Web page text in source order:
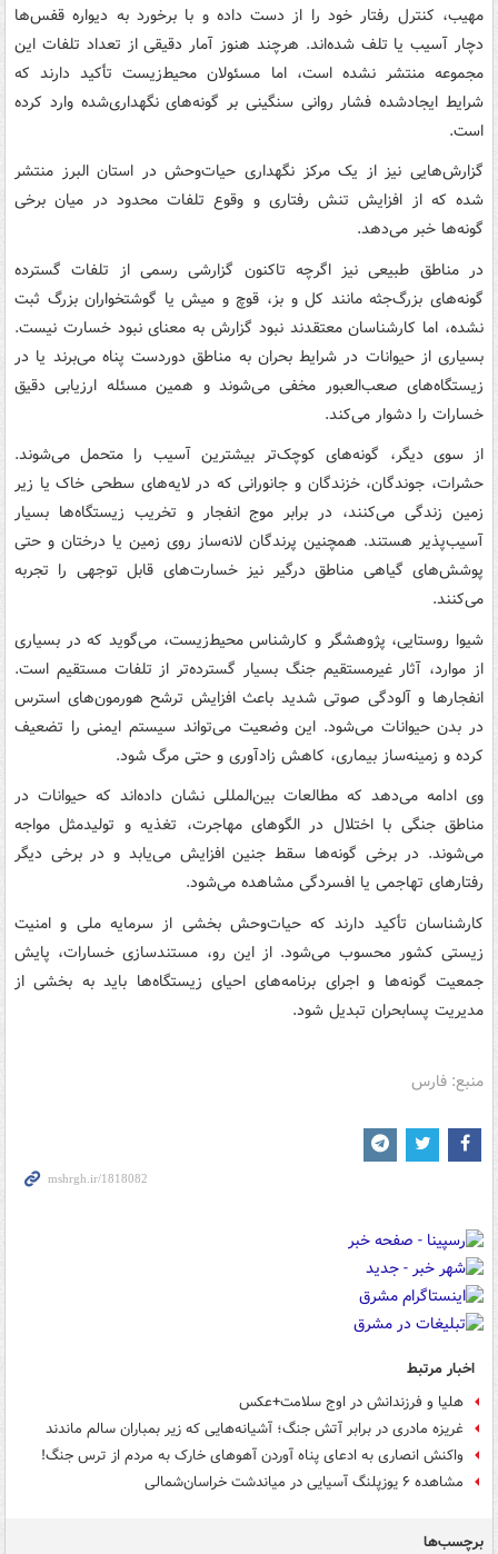
مهیب، کنترل رفتار خود را از دست داده و با برخورد به دیواره قفس‌ها
دچار آسیب یا تلف شده‌اند. هرچند هنوز آمار دقیقی از تعداد تلفات این
مجموعه منتشر نشده است، اما مسئولان محیط‌زیست تأکید دارند که
شرایط ایجادشده فشار روانی سنگینی بر گونه‌های نگهداری‌شده وارد کرده
است.
گزارش‌هایی نیز از یک مرکز نگهداری حیات‌وحش در استان البرز منتشر
شده که از افزایش تنش رفتاری و وقوع تلفات محدود در میان برخی
گونه‌ها خبر می‌دهد.
در مناطق طبیعی نیز اگرچه تاکنون گزارشی رسمی از تلفات گسترده
گونه‌های بزرگ‌جثه مانند کل و بز، قوچ و میش یا گوشتخواران بزرگ ثبت
نشده، اما کارشناسان معتقدند نبود گزارش به معنای نبود خسارت نیست.
بسیاری از حیوانات در شرایط بحران به مناطق دوردست پناه می‌برند یا در
زیستگاه‌های صعب‌العبور مخفی می‌شوند و همین مسئله ارزیابی دقیق
خسارات را دشوار می‌کند.
از سوی دیگر، گونه‌های کوچک‌تر بیشترین آسیب را متحمل می‌شوند.
حشرات، جوندگان، خزندگان و جانورانی که در لایه‌های سطحی خاک یا زیر
زمین زندگی می‌کنند، در برابر موج انفجار و تخریب زیستگاه‌ها بسیار
آسیب‌پذیر هستند. همچنین پرندگان لانه‌ساز روی زمین یا درختان و حتی
پوشش‌های گیاهی مناطق درگیر نیز خسارت‌های قابل توجهی را تجربه
می‌کنند.
شیوا روستایی، پژوهشگر و کارشناس محیط‌زیست، می‌گوید که در بسیاری
از موارد، آثار غیرمستقیم جنگ بسیار گسترده‌تر از تلفات مستقیم است.
انفجارها و آلودگی صوتی شدید باعث افزایش ترشح هورمون‌های استرس
در بدن حیوانات می‌شود. این وضعیت می‌تواند سیستم ایمنی را تضعیف
کرده و زمینه‌ساز بیماری، کاهش زادآوری و حتی مرگ شود.
وی ادامه می‌دهد که مطالعات بین‌المللی نشان داده‌اند که حیوانات در
مناطق جنگی با اختلال در الگوهای مهاجرت، تغذیه و تولیدمثل مواجه
می‌شوند. در برخی گونه‌ها سقط جنین افزایش می‌یابد و در برخی دیگر
رفتارهای تهاجمی یا افسردگی مشاهده می‌شود.
کارشناسان تأکید دارند که حیات‌وحش بخشی از سرمایه ملی و امنیت
زیستی کشور محسوب می‌شود. از این رو، مستندسازی خسارات، پایش
جمعیت گونه‌ها و اجرای برنامه‌های احیای زیستگاه‌ها باید به بخشی از
مدیریت پسابحران تبدیل شود.
منبع: فارس
اخبار مرتبط
هلیا و فرزندانش در اوج سلامت+عکس
غریزه مادری در برابر آتش جنگ؛ آشیانه‌هایی که زیر بمباران سالم ماندند
واکنش انصاری به ادعای پناه آوردن آهوهای خارک به مردم از ترس جنگ!
مشاهده ۶ یوزپلنگ آسیایی در میاندشت خراسان‌شمالی
برچسب‌ها